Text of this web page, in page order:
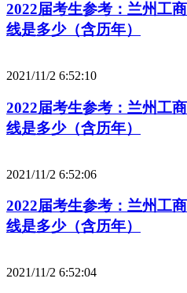
2022届考生参考：兰州工
线是多少（含历年）
2021/11/2 6:52:10
2022届考生参考：兰州工
线是多少（含历年）
2021/11/2 6:52:06
2022届考生参考：兰州工
线是多少（含历年）
2021/11/2 6:52:04